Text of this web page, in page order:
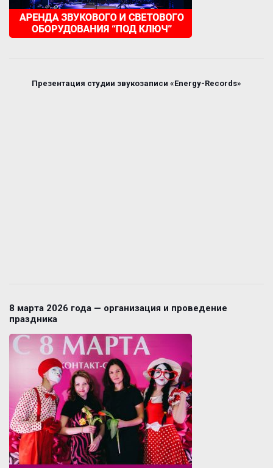
Презентация студии звукозаписи «Energy-Records»
8 марта 2026 года — организация и проведение
праздника